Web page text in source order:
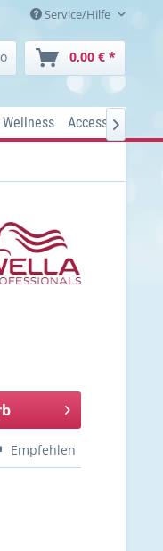
Service/Hilfe
0,00 € *
Accessoires

Empfehlen